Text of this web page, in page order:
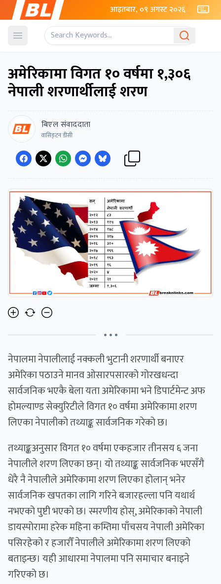
आइतबार, ०९ अगस्ट २०२६
Open menu
अमेरिकामा विगत १० वर्षमा १,३०६
नेपाली शरणार्थीलाई शरण
बिएल संवाददाता
वासिङ्टन डीसी
• • •
नेपालमा नेपालीलाई नक्कली भुटानी शरणार्थी बनाएर
अमेरिका पठाउने मानव ओसारपसारको गोरखधन्दा
सार्वजनिक भएकै बेला यता अमेरिकामा भने डिपार्टमेन्ट अफ
होमल्याण्ड सेक्युरिटीले विगत १० वर्षमा अमेरिकामा शरण
लिएका नेपालीको तथ्याङ्क सार्वजनिक गरेको छ।
तथ्याङ्कअनुसार विगत १० वर्षमा एकहजार तीनसय ६ जना
नेपालीले शरण लिएका छन्। यो तथ्याङ्क सार्वजनिक भएसँगै
धेरै नै नेपालीले अमेरिकामा शरण लिएका होलान् भनेर
सार्वजनिक खपतका लागि गरिने बजारहल्ला पनि यथार्थ
नभएको पुष्टी भएको छ। स्मरणीय होस्, अमेरिकाको नेपाली
डायस्पोरामा हरेक महिना कम्तिमा पाँचसय नेपाली अमेरिका
पसिरहेको र हजारौँ नेपालीले अमेरिकामा शरण लिएको
बताइन्छ। यही आधारमा नेपालमा पनि समाचार बनाइने
गरिएको छ।